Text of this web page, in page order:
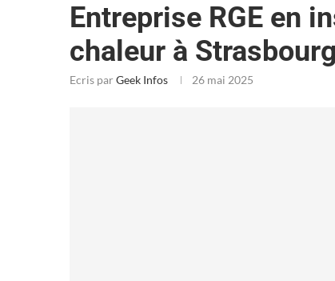
Entreprise RGE en
chaleur à Strasbourg
Ecris par Geek Infos 26 mai 2025